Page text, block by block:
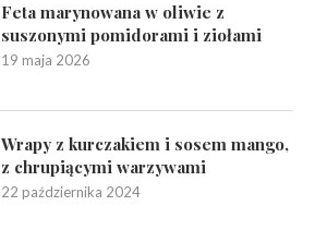
Feta marynowana w oliwie z
suszonymi pomidorami i ziołami
19 maja 2026
Wrapy z kurczakiem i sosem mango,
z chrupiącymi warzywami
22 października 2024